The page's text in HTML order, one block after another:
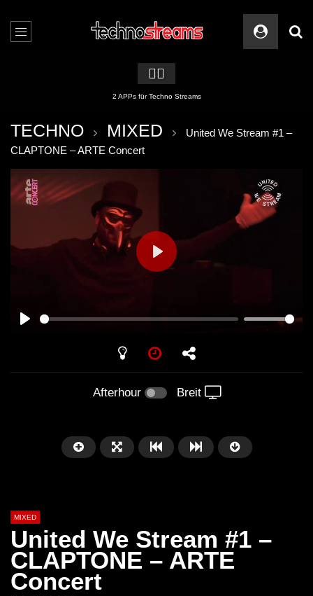
🏳️‍🌈
2 APPs für Techno Streams
TECHNO MIXED
United We Stream #1 –
CLAPTONE – ARTE Concert
PLAY
Afterhour Breit
MIXED
United We Stream #1 –
CLAPTONE – ARTE
Concert